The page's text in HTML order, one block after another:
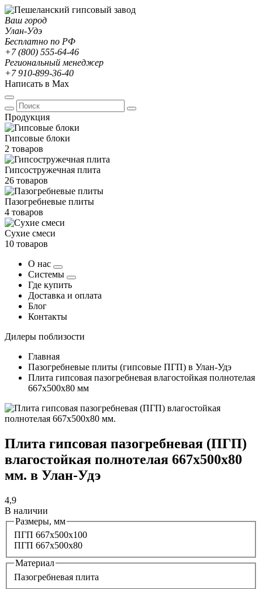
Ваш город
Улан-Удэ
Бесплатно по РФ
+7 (800) 555-64-46
Региональный менеджер
+7 910-899-36-40
Написать в Max
Продукция
Гипсовые блоки
2 товаров
Гипсостружечная плита
26 товаров
Пазогребневые плиты
4 товаров
Сухие смеси
10 товаров
О нас
Системы
Где купить
Доставка и оплата
Блог
Контакты
Дилеры поблизости
Главная
Пазогребневые плиты (гипсовые ПГП) в Улан-Удэ
Плита гипсовая пазогребневая влагостойкая полнотелая
667х500х80 мм
Плита гипсовая пазогребневая (ПГП)
влагостойкая полнотелая 667х500х80
мм. в Улан-Удэ
4,9
В наличии
Размеры, мм
ПГП 667х500х100
ПГП 667x500x80
Материал
Пазогребневая плита